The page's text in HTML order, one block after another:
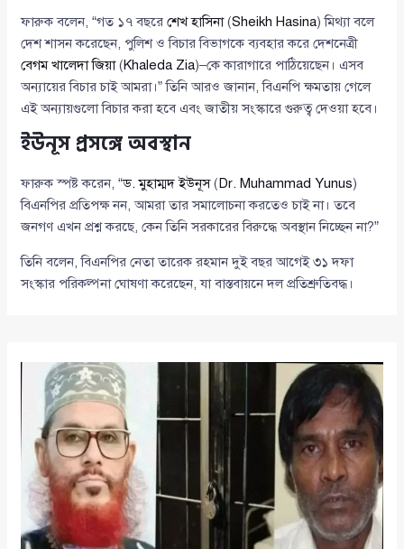
ফারুক বলেন, “গত ১৭ বছরেশেখ হাসিনা(Sheikh Hasina) মিথ্যা বলে
দেশ শাসন করেছেন, পুলিশ ও বিচার বিভাগকে ব্যবহার করে দেশনেত্রী
বেগম খালেদা জিয়া(Khaleda Zia)–কে কারাগারে পাঠিয়েছেন। এসব
অন্যায়ের বিচার চাই আমরা।” তিনি আরও জানান, বিএনপি ক্ষমতায় গেলে
এই অন্যায়গুলো বিচার করা হবে এবং জাতীয় সংস্কারে গুরুত্ব দেওয়া হবে।
ইউনূস প্রসঙ্গে অবস্থান
ফারুক স্পষ্ট করেন, “ড. মুহাম্মদ ইউনূস( Dr. Muhammad Yunus)
বিএনপির প্রতিপক্ষ নন, আমরা তার সমালোচনা করতেও চাই না। তবে
জনগণ এখন প্রশ্ন করছে, কেন তিনি সরকারের বিরুদ্ধে অবস্থান নিচ্ছেন না?”
তিনি বলেন, বিএনপির নেতা তারেক রহমান দুই বছর আগেই ৩১ দফা
সংস্কার পরিকল্পনা ঘোষণা করেছেন, যা বাস্তবায়নে দল প্রতিশ্রুতিবদ্ধ।